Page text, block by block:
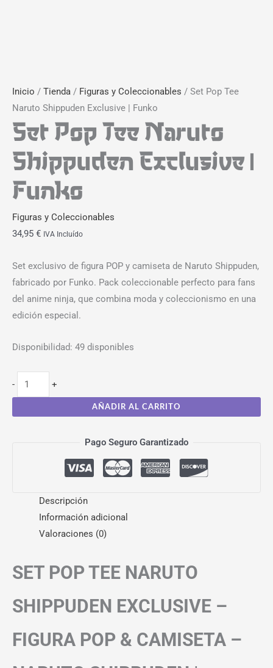
Inicio / Tienda / Figuras y Coleccionables / Set Pop Tee
Naruto Shippuden Exclusive | Funko
Set Pop Tee Naruto
Shippuden Exclusive |
Funko
Figuras y Coleccionables
34,95 € IVA Incluído
Set exclusivo de figura POP y camiseta de Naruto Shippuden,
fabricado por Funko. Pack coleccionable perfecto para fans
del anime ninja, que combina moda y coleccionismo en una
edición especial.
Disponibilidad: 49 disponibles
- +
AÑADIR AL CARRITO
Pago Seguro Garantizado
Descripción
Información adicional
Valoraciones (0)
SET POP TEE NARUTO
SHIPPUDEN EXCLUSIVE –
FIGURA POP & CAMISETA –